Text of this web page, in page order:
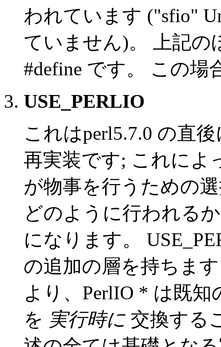
われています ("sfio"
ていません)。 上記の
#define です。 この場
USE_PERLIO
これはperl5.7.0 の直
再実装です; これによ
が物事を行うための
どのように行われる
になります。
の追加の層を持ちま
より、PerlIO * は既
を 実行時に 交換する